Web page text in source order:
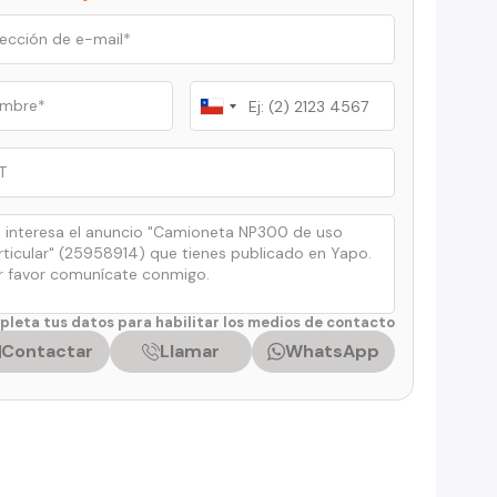
Chile
+56
tus datos para habilitar los medios de contacto
Contactar Llamar WhatsApp